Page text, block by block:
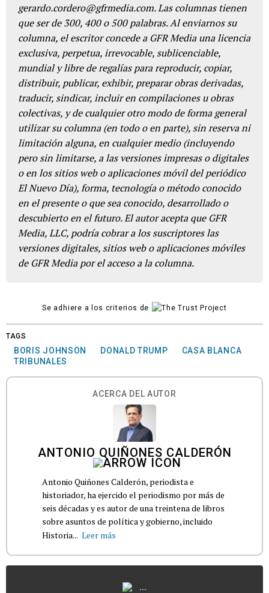
gerardo.cordero@gfrmedia.com. Las columnas tienen
que ser de 300, 400 o 500 palabras. Al enviarnos su
columna, el escritor concede a GFR Media una licencia
exclusiva, perpetua, irrevocable, sublicenciable,
mundial y libre de regalías para reproducir, copiar,
distribuir, publicar, exhibir, preparar obras derivadas,
traducir, sindicar, incluir en compilaciones u obras
colectivas, y de cualquier otro modo de forma general
utilizar su columna (en todo o en parte), sin reserva ni
limitación alguna, en cualquier medio (incluyendo
pero sin limitarse, a las versiones impresas o digitales
o en los sitios web o aplicaciones móvil del periódico
El Nuevo Día), forma, tecnología o método conocido
en el presente o que sea conocido, desarrollado o
descubierto en el futuro. El autor acepta que GFR
Media, LLC, podría cobrar a los suscriptores las
versiones digitales, sitios web o aplicaciones móviles
de GFR Media por el acceso a la columna.
Se adhiere a los criterios de
TAGS
BORIS JOHNSON DONALD TRUMP
CASA BLANCA
TRIBUNALES
ACERCA DEL AUTOR
ANTONIO QUIÑONES CALDERÓN
Antonio Quiñones Calderón, periodista e
historiador, ha ejercido el periodismo por más de
seis décadas y es autor de una treintena de libros
sobre asuntos de política y gobierno, incluido
Historia... Leer más
...